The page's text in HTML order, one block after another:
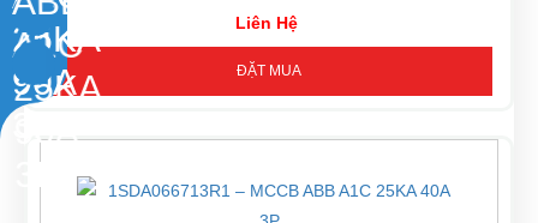
Liên Hệ
ĐẶT MUA